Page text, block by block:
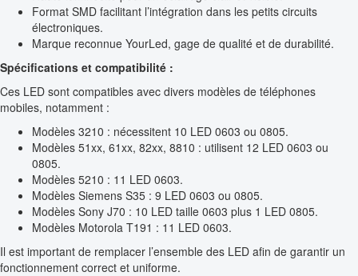
Format SMD facilitant l’intégration dans les petits circuits
électroniques.
Marque reconnue YourLed, gage de qualité et de durabilité.
Spécifications et compatibilité :
Ces LED sont compatibles avec divers modèles de téléphones
mobiles, notamment :
Modèles 3210 : nécessitent 10 LED 0603 ou 0805.
Modèles 51xx, 61xx, 82xx, 8810 : utilisent 12 LED 0603 ou
0805.
Modèles 5210 : 11 LED 0603.
Modèles Siemens S35 : 9 LED 0603 ou 0805.
Modèles Sony J70 : 10 LED taille 0603 plus 1 LED 0805.
Modèles Motorola T191 : 11 LED 0603.
Il est important de remplacer l’ensemble des LED afin de garantir un
fonctionnement correct et uniforme.